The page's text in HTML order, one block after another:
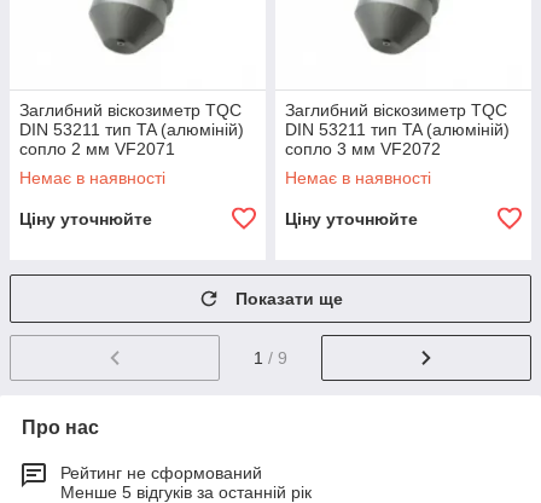
Заглибний віскозиметр TQC
DIN 53211 тип TA (алюміній)
сопло 2 мм VF2071
Немає в наявності
Ціну уточнюйте
Заглибний віскозиметр TQC
DIN 53211 тип TA (алюміній)
сопло 3 мм VF2072
Немає в наявності
Ціну уточнюйте
Показати ще
1 / 9
Про нас
Рейтинг не сформований
Менше 5 відгуків за останній рік